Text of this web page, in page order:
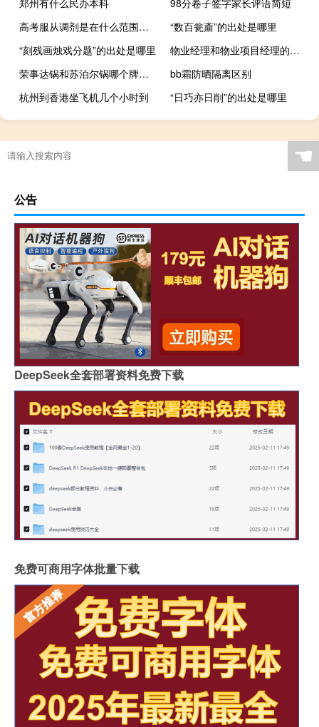
郑州有什么民办本科
98分卷子签字家长评语简短
高考服从调剂是在什么范围内调剂
“数百瓮齑”的出处是哪里
“刻残画烛戏分题”的出处是哪里
物业经理和物业项目经理的区别
荣事达锅和苏泊尔锅哪个牌子好
bb霜防晒隔离区别
杭州到香港坐飞机几个小时到
“日巧亦日削”的出处是哪里
☚
公告
DeepSeek全套部署资料免费下载
免费可商用字体批量下载